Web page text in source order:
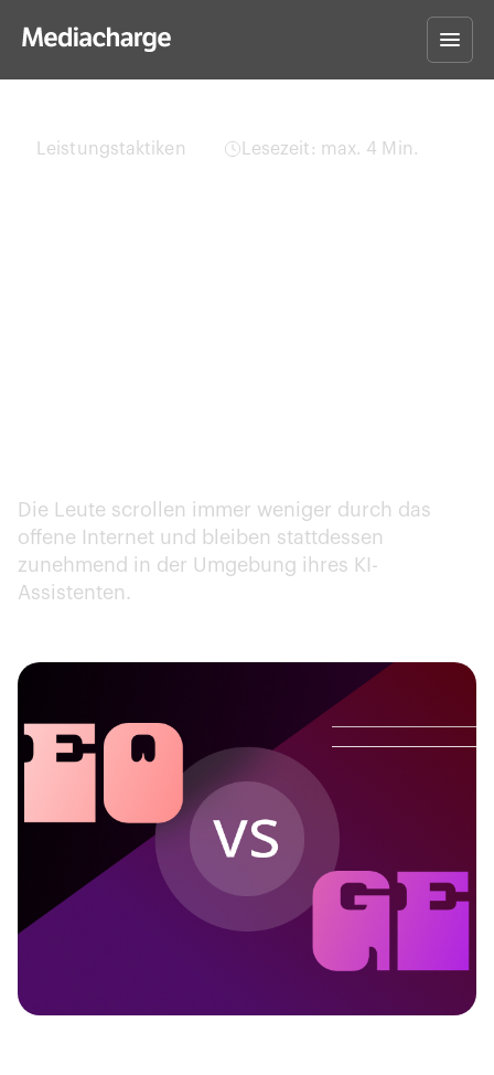
Leistungstaktiken Lesezeit: max. 4 Min.
Die Leute scrollen immer weniger durch das
offene Internet und bleiben stattdessen
zunehmend in der Umgebung ihres KI-
Assistenten.